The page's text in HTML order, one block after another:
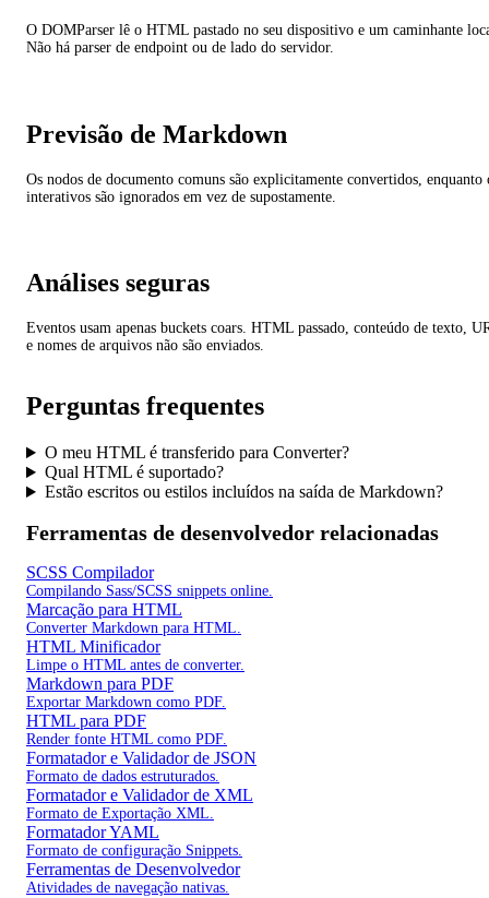
O DOMParser lê o HTML pastado no seu dispositivo e um caminhante
Não há parser de endpoint ou de lado do servidor.
Previsão de Markdown
Os nodos de documento comuns são explicitamente convertidos, enquanto
interativos são ignorados em vez de supostamente.
Análises seguras
Eventos usam apenas buckets coars. HTML passado, conteúdo de texto,
e nomes de arquivos não são enviados.
Perguntas frequentes
O meu HTML é transferido para Converter?
Qual HTML é suportado?
Estão escritos ou estilos incluídos na saída de Markdown?
Ferramentas de desenvolvedor relacionadas
SCSS Compilador
Compilando Sass/SCSS snippets online.
Marcação para HTML
Converter Markdown para HTML.
HTML Minificador
Limpe o HTML antes de converter.
Markdown para PDF
Exportar Markdown como PDF.
HTML para PDF
Render fonte HTML como PDF.
Formatador e Validador de JSON
Formato de dados estruturados.
Formatador e Validador de XML
Formato de Exportação XML.
Formatador YAML
Formato de configuração Snippets.
Ferramentas de Desenvolvedor
Atividades de navegação nativas.